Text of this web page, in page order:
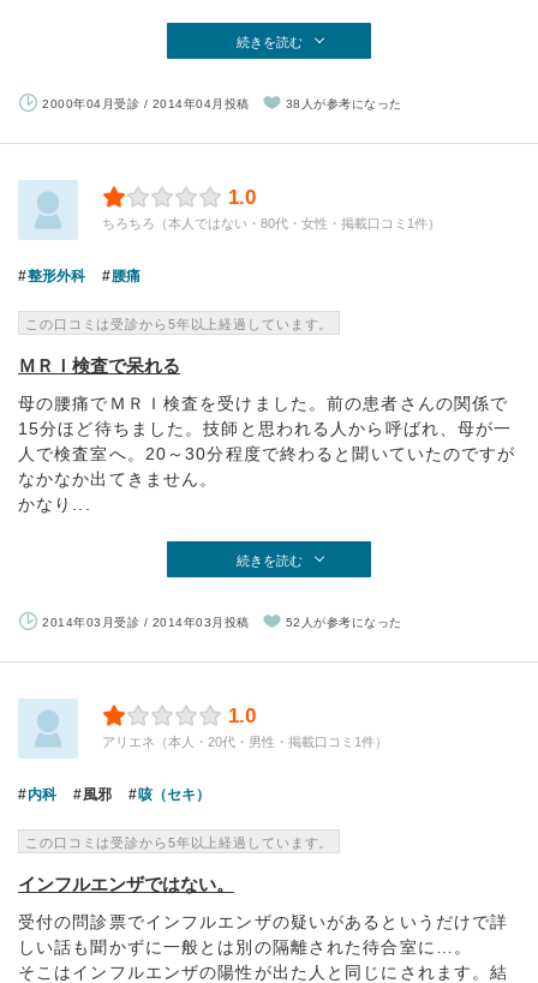
続きを読む
2000年04月受診 / 2014年04月投稿 38人が参考になった
1.0
ちろちろ（本人ではない・80代・女性・掲載口コミ1件）
整形外科 腰痛
この口コミは受診から5年以上経過しています。
ＭＲＩ検査で呆れる
母の腰痛でＭＲＩ検査を受けました。前の患者さんの関係で
15分ほど待ちました。技師と思われる人から呼ばれ、母が一
人で検査室へ。20～30分程度で終わると聞いていたのですが
なかなか出てきません。
かなり...
続きを読む
2014年03月受診 / 2014年03月投稿 52人が参考になった
1.0
アリエネ（本人・20代・男性・掲載口コミ1件）
内科 風邪 咳（セキ）
この口コミは受診から5年以上経過しています。
インフルエンザではない。
受付の問診票でインフルエンザの疑いがあるというだけで詳
しい話も聞かずに一般とは別の隔離された待合室に…。
そこはインフルエンザの陽性が出た人と同じにされます。結